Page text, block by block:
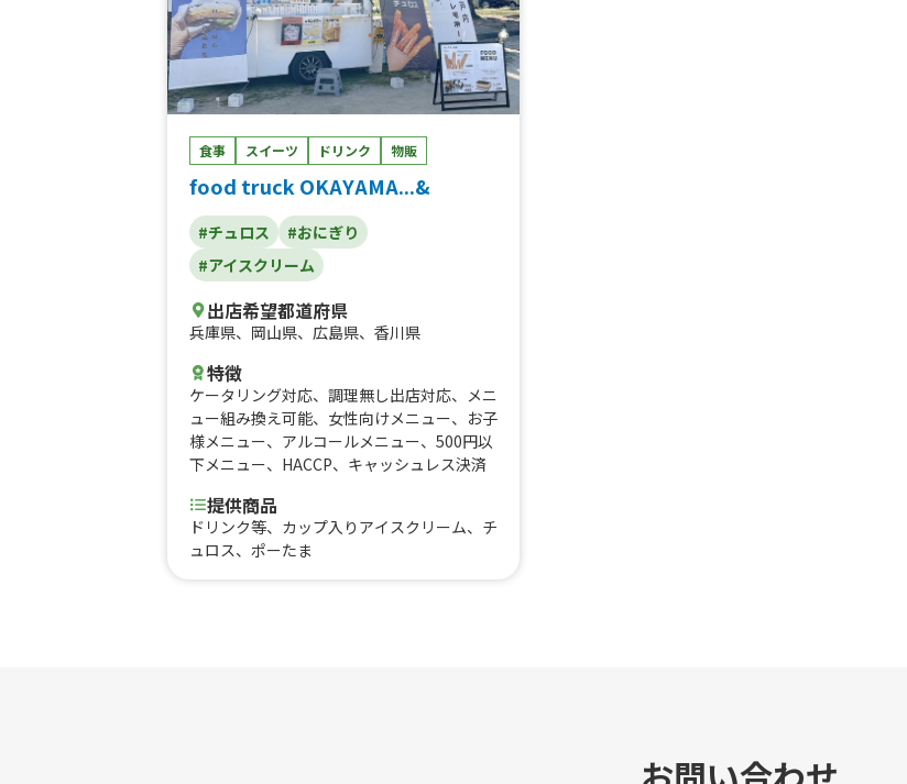
食事 スイーツ ドリンク 物販
food truck OKAYAMA...&
#チュロス
#おにぎり
#アイスクリーム
出店希望都道府県
兵庫県、 岡山県、 広島県、 香川県
特徴
ケータリング対応、 調理無し出店対応、
メニ
ュー組み換え可能、 女性向けメニュー、 お子
様メニュー、 アルコールメニュー、 500円以
下メニュー、 HACCP、 キャッシュレス決済
提供商品
ドリンク等、カップ入りアイスクリーム、チ
ュロス、ポーたま